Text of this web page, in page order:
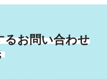
るお問い合わせ